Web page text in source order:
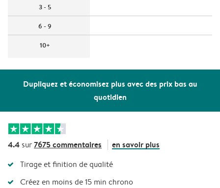
Dupliquez et économisez plus avec des prix bas au
quotidien
3 - 5
6 - 9
10+
4.4 sur7675 commentaires en savoir plus
Tirage et finition de qualité
Créez en moins de 15 min chrono